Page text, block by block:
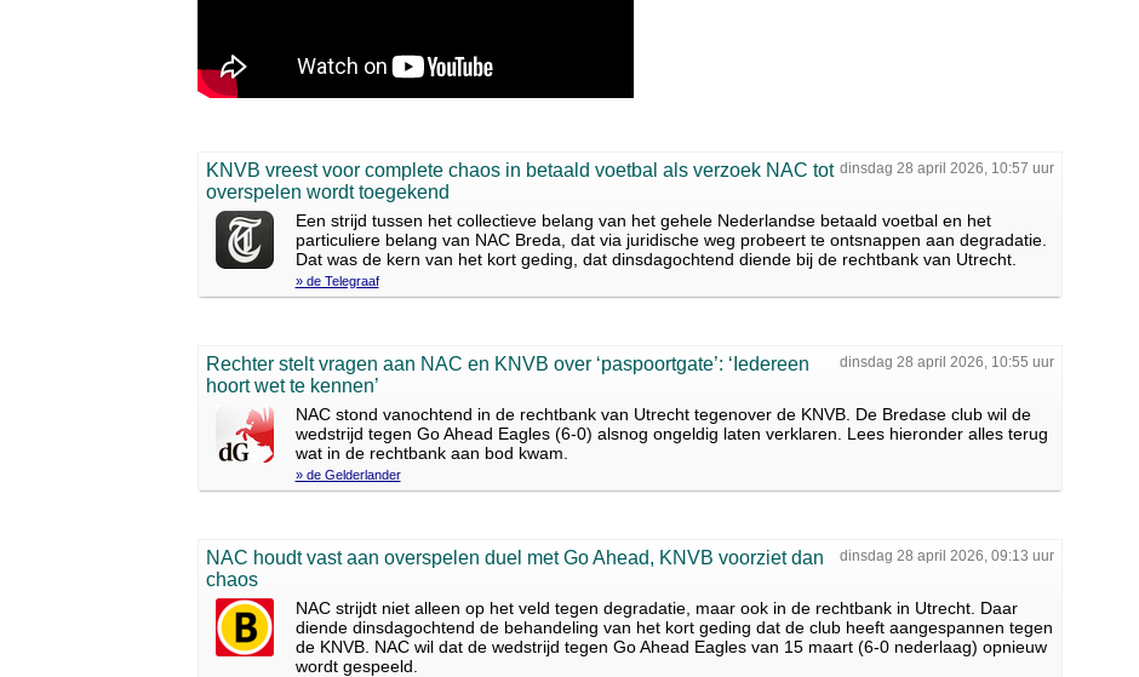
dinsdag 28 april 2026, 10:57 uur
KNVB vreest voor complete chaos in betaald voetbal als verzoek NAC tot
overspelen wordt toegekend
Een strijd tussen het collectieve belang van het gehele Nederlandse betaald voetbal en het
particuliere belang van NAC Breda, dat via juridische weg probeert te ontsnappen aan degradatie.
Dat was de kern van het kort geding, dat dinsdagochtend diende bij de rechtbank van Utrecht.
» de Telegraaf
dinsdag 28 april 2026, 10:55 uur
Rechter stelt vragen aan NAC en KNVB over ‘paspoortgate’: ‘Iedereen
hoort wet te kennen’
NAC stond vanochtend in de rechtbank van Utrecht tegenover de KNVB. De Bredase club wil de
wedstrijd tegen Go Ahead Eagles (6-0) alsnog ongeldig laten verklaren. Lees hieronder alles terug
wat in de rechtbank aan bod kwam.
» de Gelderlander
dinsdag 28 april 2026, 09:13 uur
NAC houdt vast aan overspelen duel met Go Ahead, KNVB voorziet dan
chaos
NAC strijdt niet alleen op het veld tegen degradatie, maar ook in de rechtbank in Utrecht. Daar
diende dinsdagochtend de behandeling van het kort geding dat de club heeft aangespannen tegen
de KNVB. NAC wil dat de wedstrijd tegen Go Ahead Eagles van 15 maart (6-0 nederlaag) opnieuw
wordt gespeeld.